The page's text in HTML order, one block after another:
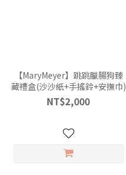
【MaryMeyer】跳跳臘腸狗臻
藏禮盒(沙沙紙+手搖鈴+安撫巾)
NT$2,000